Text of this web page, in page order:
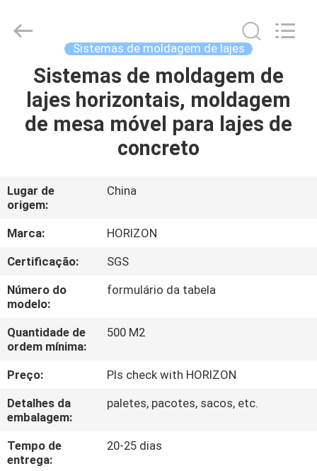
CASA
PRODUTOS
NÓS
EXCURSÃO
DA
FÁBRICA
CONTROLE
DA
QUALIDADE
CONTACTE-
NOS
2017
slabformworksystems.com.
Developed
Sistemas de moldagem de lajes
Sistemas de moldagem de
lajes horizontais, moldagem
de mesa móvel para lajes de
concreto
Lugar de
origem:
China
Marca:
HORIZON
Certificação:
SGS
Número do
modelo:
formulário da tabela
Quantidade de
ordem mínima:
500 M2
Preço:
Pls check with HORIZON
Detalhes da
embalagem:
paletes, pacotes, sacos, etc.
Tempo de
entrega:
20-25 dias